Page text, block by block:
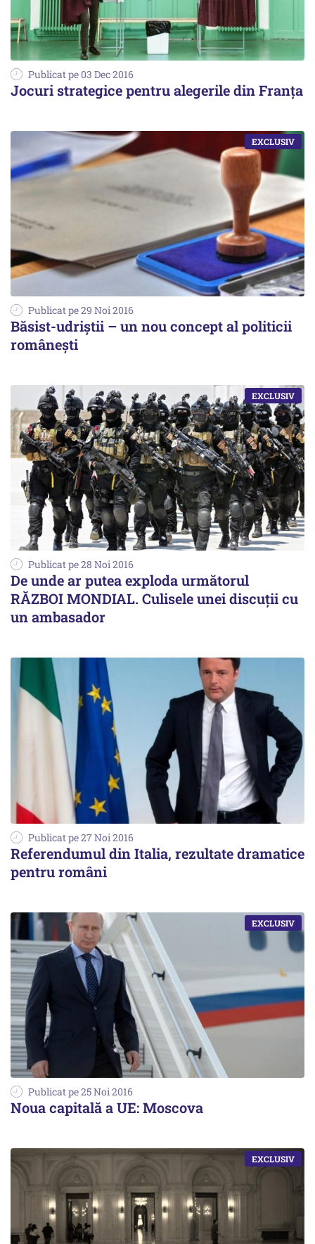
Publicat pe 03 Dec 2016
Jocuri strategice pentru alegerile din Franța
Publicat pe 29 Noi 2016
Băsist-udriștii – un nou concept al politicii
românești
Publicat pe 28 Noi 2016
De unde ar putea exploda următorul
RĂZBOI MONDIAL. Culisele unei discuții cu
un ambasador
Publicat pe 27 Noi 2016
Referendumul din Italia, rezultate dramatice
pentru români
Publicat pe 25 Noi 2016
Noua capitală a UE: Moscova